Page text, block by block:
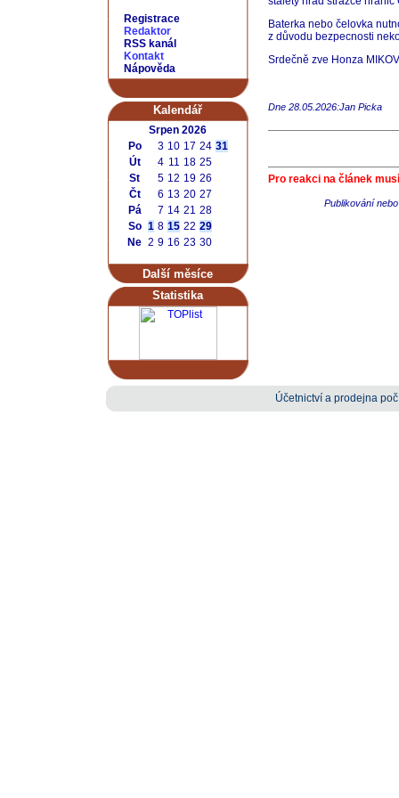
Registrace
Redaktor
RSS kanál
Kontakt
Nápověda
Kalendář
Srpen 2026
Po
3 10 17 24 31
Út
4 11 18 25
St
5 12 19 26
Čt
6 13 20 27
Pá
7 14 21 28
So 1 8 15 22 29
Ne 2 9 16 23 30
Další měsíce
Statistika
Baterka nebo čelovka
z důvodu bezpecnosti
Srdečně zve Honza
Dne 28.05.2026:Jan Picka
Pro reakci na článek
Publikování
Účetnictví a prodejna